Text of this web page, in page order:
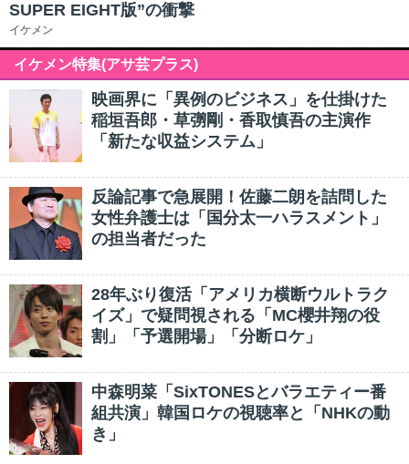
SUPER EIGHT版”の衝撃
イケメン
イケメン特集(アサ芸プラス)
映画界に「異例のビジネス」を仕掛けた
稲垣吾郎・草彅剛・香取慎吾の主演作
「新たな収益システム」
反論記事で急展開！佐藤二朗を詰問した
女性弁護士は「国分太一ハラスメント」
の担当者だった
28年ぶり復活「アメリカ横断ウルトラク
イズ」で疑問視される「MC櫻井翔の役
割」「予選開場」「分断ロケ」
中森明菜「SixTONESとバラエティー番
組共演」韓国ロケの視聴率と「NHKの動
き」